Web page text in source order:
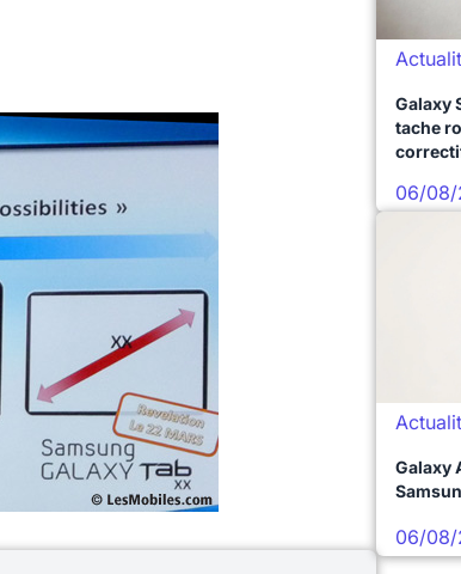
Galaxy
tache
06/08/
Galaxy
06/08/